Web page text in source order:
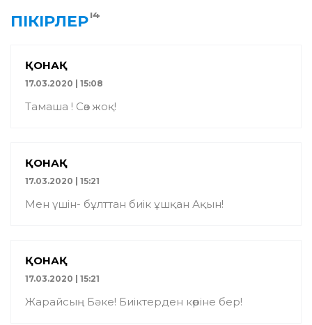
ПІКІРЛЕР14
ҚОНАҚ
17.03.2020 | 15:08
Тамаша ! Сөз жоқ!
ҚОНАҚ
17.03.2020 | 15:21
Мен үшін- бұлттан биік ұшқан Ақын!
ҚОНАҚ
17.03.2020 | 15:21
Жарайсың Бәке! Биіктерден көріне бер!